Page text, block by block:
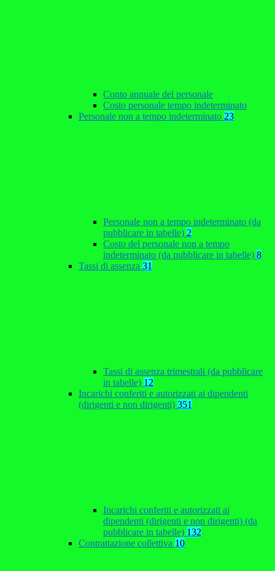
Conto annuale del personale
Costo personale tempo indeterminato
Personale non a tempo indeterminato 23
Personale non a tempo indeterminato (da
pubblicare in tabelle) 2
Costo del personale non a tempo
indeterminato (da pubblicare in tabelle) 8
Tassi di assenza 31
Tassi di assenza trimestrali (da pubblicare
in tabelle) 12
Incarichi conferiti e autorizzati ai dipendenti
(dirigenti e non dirigenti) 351
Incarichi conferiti e autorizzati ai
dipendenti (dirigenti e non dirigenti) (da
pubblicare in tabelle) 132
Contrattazione collettiva 10